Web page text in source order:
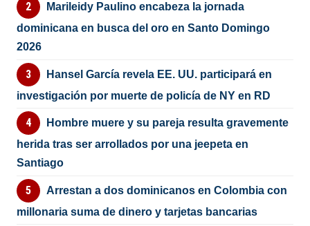
Marileidy Paulino encabeza la jornada
dominicana en busca del oro en Santo Domingo
2026
Hansel García revela EE. UU. participará en
investigación por muerte de policía de NY en RD
Hombre muere y su pareja resulta gravemente
herida tras ser arrollados por una jeepeta en
Santiago
Arrestan a dos dominicanos en Colombia con
millonaria suma de dinero y tarjetas bancarias